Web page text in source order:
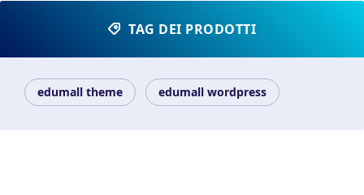
TAG DEI PRODOTTI
edumall theme edumall wordpress